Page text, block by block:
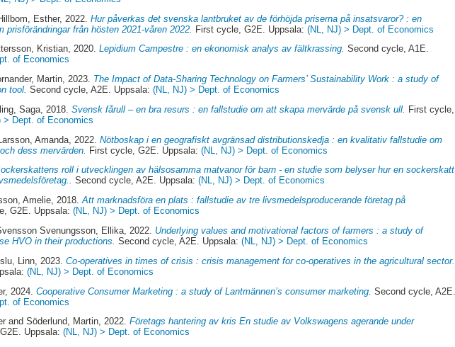
Esther, 2022.Hur påverkas det svenska lantbruket av de förhöjda priserna på insatsvaror? : en
prisförändringar från hösten 2021-våren 2022. First cycle, G2E. Uppsala:(NL, NJ) > Dept. of Economics
Kristian, 2020.Lepidium Campestre : en ekonomisk analys av fältkrassing. Second cycle, A1E.
of Economics
Martin, 2023. The Impact of Data-Sharing Technology on Farmers’ Sustainability Work : a study of
tool. Second cycle, A2E. Uppsala:(NL, NJ) > Dept. of Economics
Saga , 2018.Svensk fårull – en bra resurs : en fallstudie om att skapa mervärde på svensk ull.
First cycle,
> Dept. of Economics
Amanda , 2022.Nötboskap i en geografiskt avgränsad distributionskedja : en kvalitativ fallstudie om
dess mervärden. First cycle, G2E. Uppsala:(NL, NJ) > Dept. of Economics
roll i utvecklingen av hälsosamma matvanor för barn - en studie som belyser hur en sockerskatt
Second cycle, A2E. Uppsala:(NL, NJ) > Dept. of Economics
Amelie, 2018.Att marknadsföra en plats : fallstudie av tre livsmedelsproducerande företag på
G2E. Uppsala:(NL, NJ) > Dept. of Economics
Svenungsson, Ellika, 2022. Underlying values and motivational factors of farmers : a study of
HVO in their productions. Second cycle, A2E. Uppsala:(NL, NJ) > Dept. of Economics
Linn , 2023.Co-operatives in times of crisis : crisis management for co-operatives in the agricultural sector.
(NL, NJ) > Dept. of Economics
, 2024.Cooperative Consumer Marketing : a study of Lantmännen’s consumer marketing. Second cycle, A2E.
of Economics
andSöderlund, Martin, 2022.Företags hantering av kris En studie av Volkswagens agerande under
Uppsala:(NL, NJ) > Dept. of Economics